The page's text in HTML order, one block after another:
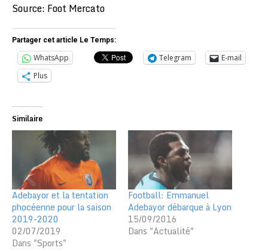
Source: Foot Mercato
Partager cet article Le Temps:
WhatsApp Telegram
E-mail
Plus
Similaire
Adebayor et la tentation
phocéenne pour la saison
2019-2020
02/07/2019
Dans "Sports"
Football: Emmanuel
Adebayor débarque à Lyon
15/09/2016
Dans "Actualité"